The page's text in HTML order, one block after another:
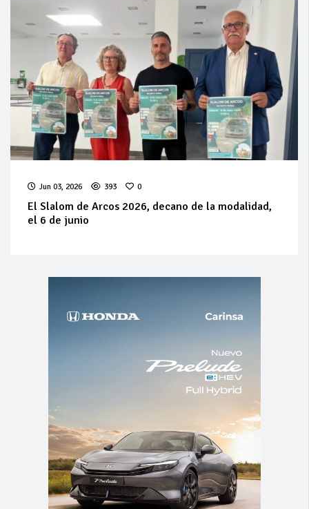
Jun 03, 2026 393 0
El Slalom de Arcos 2026, decano de la modalidad,
el 6 de junio